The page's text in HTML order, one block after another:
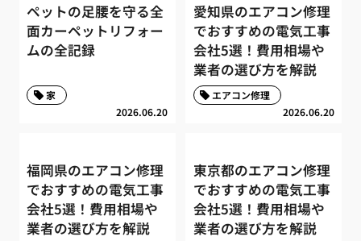
ペットの足腰を守る全
面カーペットリフォー
ムの全記録
2026.06.20
家
愛知県のエアコン修理
でおすすめの電気工事
会社5選！費用相場や
業者の選び方を解説
2026.06.20
エアコン修理
福岡県のエアコン修理
でおすすめの電気工事
会社5選！費用相場や
業者の選び方を解説
東京都のエアコン修理
でおすすめの電気工事
会社5選！費用相場や
業者の選び方を解説